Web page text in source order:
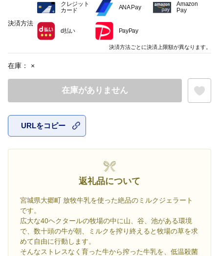
在庫： ×
在庫がありません
URLをコピー
返礼品について
宮城県大郷町 放牧牛乳を使った絶品のミルクジェラート
です。
広大な40ヘクタールの牧場の中に山、谷、池がある環境
で、数十頭の牛が朝、ミルクを搾り終えると牧場の草を求
めて自由に行動します。
そんなストレスなく育った牛から搾った牛乳を、低温殺菌
決済方法
クレジット
カード
ANA Pay
Amazon
Pay
d払い PayPay
決済方法ごとに決済上限額が異なります。